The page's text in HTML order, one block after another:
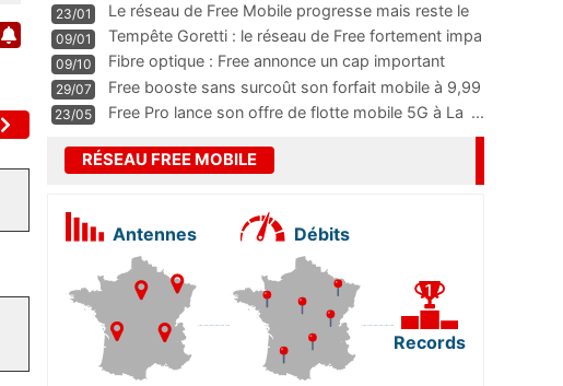
23/01
Le réseau de Free Mobile progresse mais reste le
m
...
09/01
Tempête Goretti : le réseau de Free fortement impa
09/10
Fibre optique : Free annonce un cap important
pass
...
29/07
Free booste sans surcoût son forfait mobile à 9,99
23/05 Free Pro lance son offre de flotte mobile 5G à La ...
RÉSEAU FREE MOBILE
Antennes Débits
Records